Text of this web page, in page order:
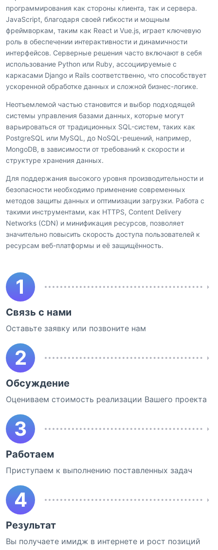
программирования как стороны клиента, так и сервера.
JavaScript, благодаря своей гибкости и мощным
фреймворкам, таким как React и Vue.js, играет ключевую
роль в обеспечении интерактивности и динамичности
интерфейсов. Серверные решения часто включают в себя
использование Python или Ruby, ассоциируемые с
каркасами Django и Rails соответственно, что способствует
ускоренной обработке данных и сложной бизнес-логике.
Неотъемлемой частью становится и выбор подходящей
системы управления базами данных, которые могут
варьироваться от традиционных SQL-систем, таких как
PostgreSQL или MySQL, до NoSQL-решений, например,
MongoDB, в зависимости от требований к скорости и
структуре хранения данных.
Для поддержания высокого уровня производительности и
безопасности необходимо применение современных
методов защиты данных и оптимизации загрузки. Работа с
такими инструментами, как HTTPS, Content Delivery
Networks (CDN) и минификация ресурсов, позволяет
значительно повысить скорость доступа пользователей к
ресурсам веб-платформы и её защищённость.
1
Связь с нами
Оставьте заявку или позвоните нам
2
Обсуждение
Оцениваем стоимость реализации Вашего проекта
3
Работаем
Приступаем к выполнению поставленных задач
4
Результат
Вы получаете имидж в интернете и рост позиций